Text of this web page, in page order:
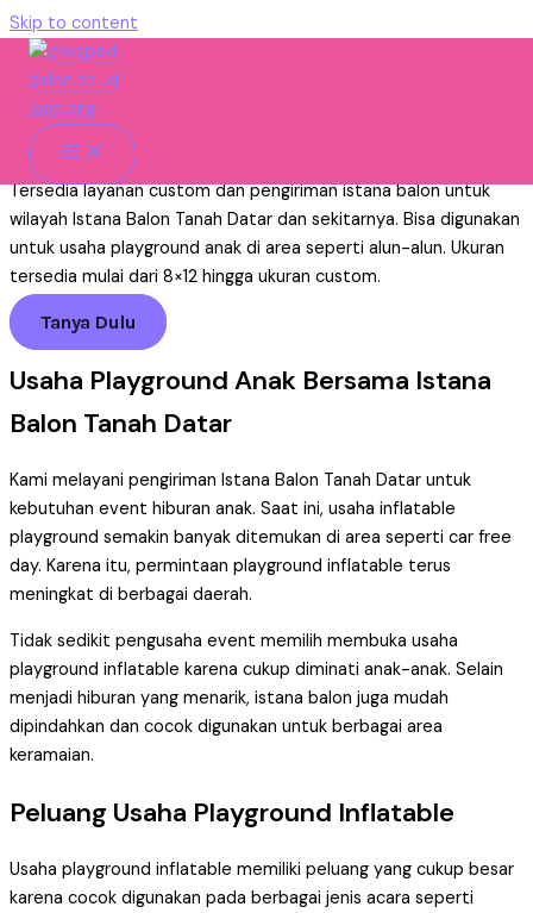
Skip to content
Istana Balon Tanah Datar
Untuk Usaha Rental
Home »Istana Balon
Tersedia layanan custom dan pengiriman istana balon untuk
wilayah Istana Balon Tanah Datar dan sekitarnya. Bisa digunakan
untuk usaha playground anak di area seperti alun-alun. Ukuran
tersedia mulai dari 8×12 hingga ukuran custom.
Tanya Dulu
Usaha Playground Anak Bersama Istana
Balon Tanah Datar
Kami melayani pengiriman Istana Balon Tanah Datar untuk
kebutuhan event hiburan anak. Saat ini, usaha inflatable
playground semakin banyak ditemukan di area seperti car free
day. Karena itu, permintaan playground inflatable terus
meningkat di berbagai daerah.
Tidak sedikit pengusaha event memilih membuka usaha
playground inflatable karena cukup diminati anak-anak. Selain
menjadi hiburan yang menarik, istana balon juga mudah
dipindahkan dan cocok digunakan untuk berbagai area
keramaian.
Peluang Usaha Playground Inflatable
Usaha playground inflatable memiliki peluang yang cukup besar
karena cocok digunakan pada berbagai jenis acara seperti